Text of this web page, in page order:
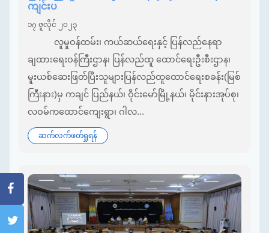
ကျင်းပ
၁၇ ဇူလိုင် ၂၀၂၃
လူမှုဝန်ထမ်း၊ ကယ်ဆယ်ရေးနှင့် ပြန်လည်‌နေရာ
ချထားရေးဝန်ကြီးဌာန၊ ပြန်လည်ထူ ထောင်ရေးဦးစီးဌာန၊
မူးယစ်ဆေးဖြတ်ပြီးသူများပြန်လည်ထူထောင်ရေးစခန်း(မြစ်
ကြီးနား)မှ ကချင် ပြည်နယ်၊ ဝိုင်းမော်မြို့နယ်၊ မိုင်းနားအုပ်စု၊
လဝမ်ကထောင်ကျေးရွာ၊ ဂါလ...
ဆက်လက်ဖတ်ရှုရန်